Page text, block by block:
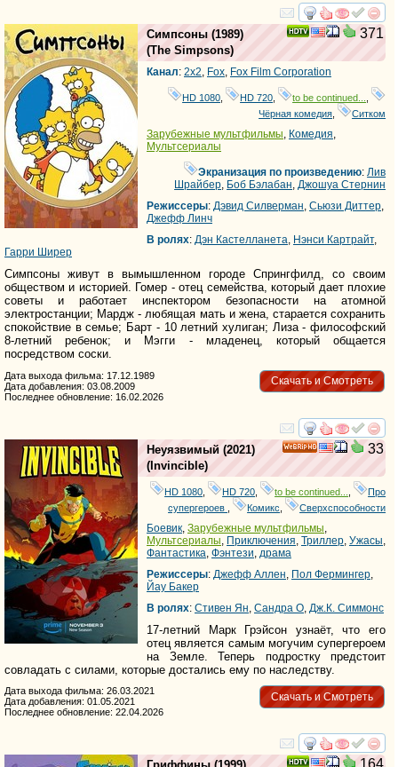
смотреть
371
Симпсоны (1989)
(The Simpsons)
Канал: 2x2 Fox Fox Film Corporation
HD 1080 HD 720 to be continued...
Чёрная комедия
Ситком
Зарубежные мультфильмы Комедия
Мультсериалы
Экранизация по произведению: Лив
Шрайбер Боб Бэлабан Джошуа Стернин
Режиссеры: Дэвид Силверман Сьюзи Диттер
Джефф Линч
В ролях: Дэн Кастелланета Нэнси Картрайт,
Гарри Ширер
Симпсоны живут в вымышленном городе Спрингфилд, со своим
обществом и историей. Гомер - отец семейства, который дает плохие
советы и работает инспектором безопасности на атомной
электростанции; Мардж - любящая мать и жена, старается сохранить
спокойствие в семье; Барт - 10 летний хулиган; Лиза - философский
8-летний ребенок; и Мэгги - младенец, который общается
посредством соски.
Скачать и Смотреть
Дата выхода фильма: 17.12.1989
Дата добавления: 03.08.2009
Последнее обновление: 16.02.2026
смотреть
33
Неуязвимый (2021)
(Invincible)
HD 1080 HD 720 to be continued...
Про
супергероев
Комикс Сверхспособности
Боевик Зарубежные мультфильмы
Мультсериалы Приключения Триллер Ужасы
Фантастика Фэнтези драма
Режиссеры: Джефф Аллен Пол Фермингер
Йаy Бакер
В ролях: Стивен Ян Сандра О Дж.К. Симмонс
17-летний Марк Грэйсон узнаёт, что его
отец является самым могучим супергероем
на Земле. Теперь подростку предстоит
совладать с силами, которые достались ему по наследству.
Скачать и Смотреть
Дата выхода фильма: 26.03.2021
Дата добавления: 01.05.2021
Последнее обновление: 22.04.2026
смотреть